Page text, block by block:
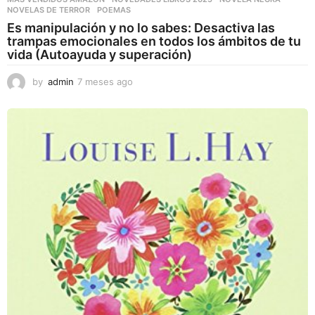
NOVELAS DE TERROR
,POEMAS
Es manipulación y no lo sabes: Desactiva las
trampas emocionales en todos los ámbitos de tu
vida (Autoayuda y superación)
by admin 7 meses ago
e
s
a
o